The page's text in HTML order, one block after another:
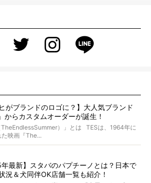
ヒがブランドのロゴに？】大人気ブランド
からカスタムオーダーが誕生！
TheEndlessSummer）」とは TESは、1964年に
映画『The...
年最新】スタバのパプチーノとは？日本で
況＆犬同伴OK店舗一覧も紹介！